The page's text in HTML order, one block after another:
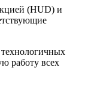
(HUD) и
работу всех